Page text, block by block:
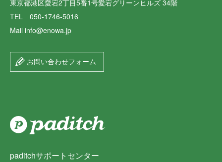
東京都港区愛宕2丁目5番1号愛宕グリーンヒルズ 34階
TEL 050-1746-5016
Mail info@enowa.jp
お問い合わせフォーム
paditchサポートセンター